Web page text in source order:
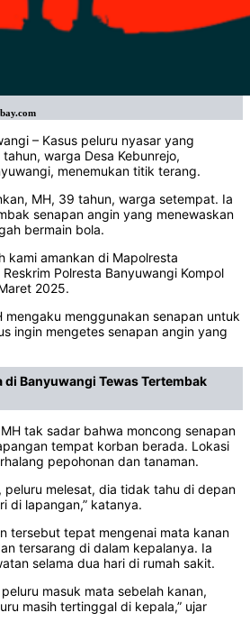
– Kasus peluru nyasar yang
warga Desa Kebunrejo,
menemukan titik terang.
MH, 39 tahun, warga setempat. Ia
senapan angin yang menewaskan
bermain bola.
kami amankan di Mapolresta
Polresta Banyuwangi Kompol
2025.
mengaku menggunakan senapan untuk
ingin mengetes senapan angin yang
di Banyuwangi Tewas Tertembak
tak sadar bahwa moncong senapan
tempat korban berada. Lokasi
pepohonan dan tanaman.
peluru melesat, dia tidak tahu di depan
di lapangan,” katanya.
tersebut tepat mengenai mata kanan
tersarang di dalam kepalanya. Ia
selama dua hari di rumah sakit.
masuk mata sebelah kanan,
masih tertinggal di kepala,” ujar